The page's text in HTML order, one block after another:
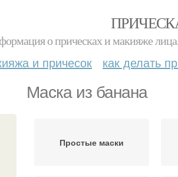
о прическах и макияже
и причесок как делать
Маска из банана
Простые маски